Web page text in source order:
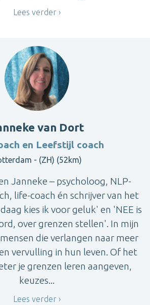
Lees verder
van Dort
en Leefstijl coach
- (ZH) (52km)
Janneke – psycholoog, NLP-
life-coach én schrijver van het
kies ik voor geluk' en 'NEE is
over grenzen stellen'. In mijn
die verlangen naar meer
vervulling in hun leven. Of het
je grenzen leren aangeven,
keuzes...
Lees verder